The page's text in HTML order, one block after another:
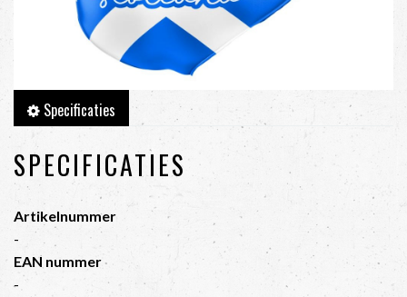
Specificaties
SPECIFICATIES
Artikelnummer
-
EAN nummer
-